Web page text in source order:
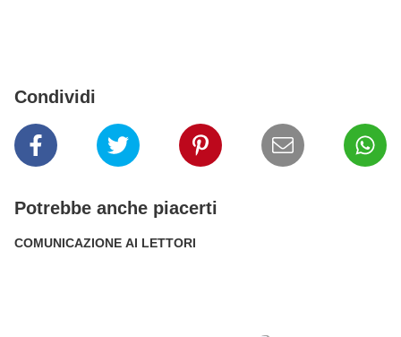
Condividi
Potrebbe anche piacerti
COMUNICAZIONE AI LETTORI